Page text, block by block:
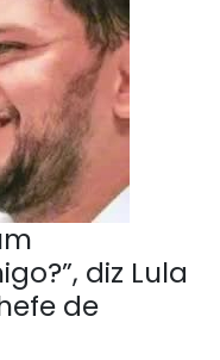
diz Lula
de